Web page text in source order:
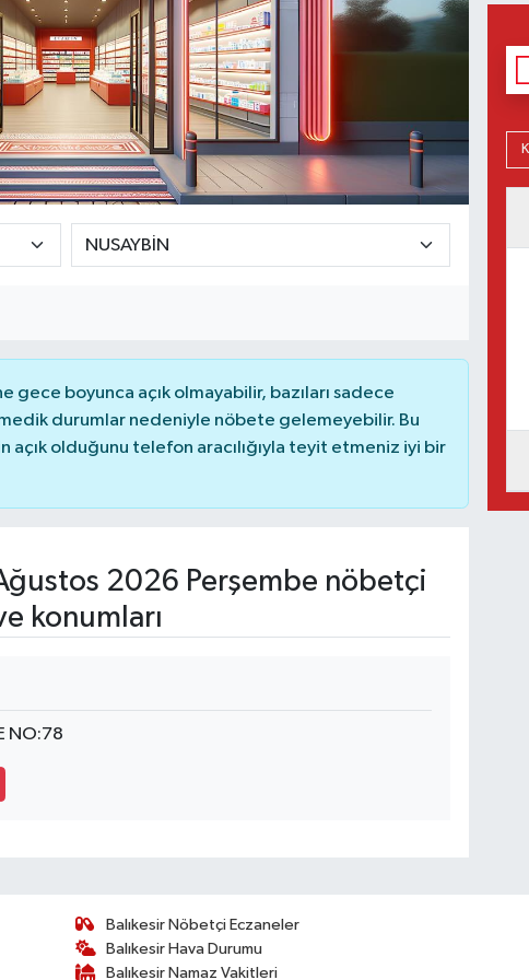
gece boyunca açık olmayabilir, bazıları sadece
durumlar nedeniyle nöbete gelemeyebilir. Bu
açık olduğunu telefon aracılığıyla teyit etmeniz iyi bir
2026 Perşembe nöbetçi
konumları
NO:78
Balıkesir Nöbetçi Eczaneler
Balıkesir Hava Durumu
Balıkesir Namaz Vakitleri